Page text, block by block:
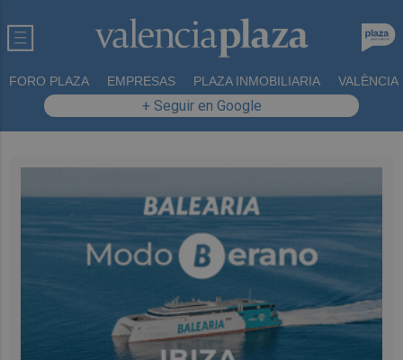
FORO PLAZA EMPRESAS PLAZA INMOBILIARIA VALÈNCIA
+ Seguir en Google